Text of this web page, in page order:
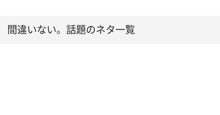
間違いない。話題のネタ一覧